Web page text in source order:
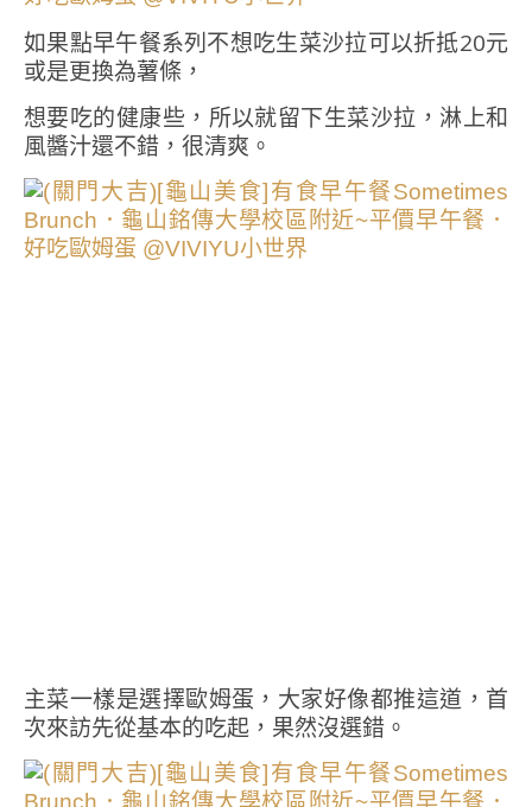
如果點早午餐系列不想吃生菜沙拉可以折抵20元
或是更換為薯條，
想要吃的健康些，所以就留下生菜沙拉，淋上和
風醬汁還不錯，很清爽。
主菜一樣是選擇歐姆蛋，大家好像都推這道，首
次來訪先從基本的吃起，果然沒選錯。